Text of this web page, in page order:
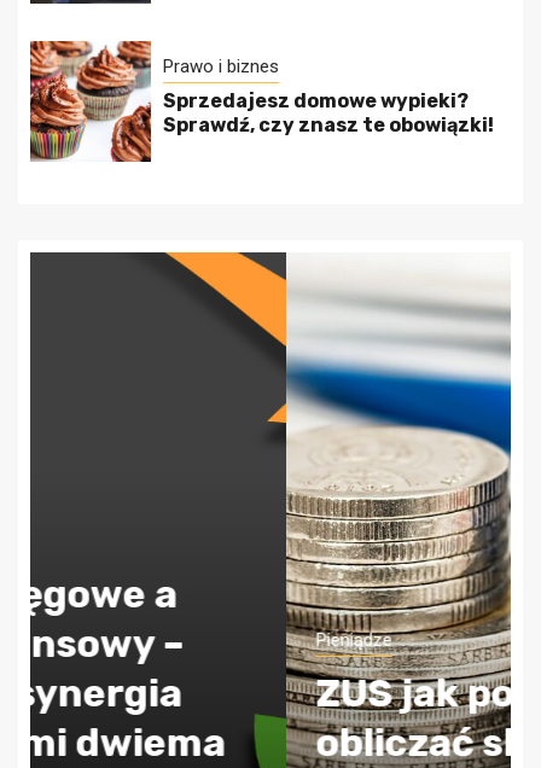
Prawo i biznes
Sprzedajesz domowe wypieki?
Sprawdź, czy znasz te obowiązki!
Pieniądze
ZUS jak poprawnie
obliczać składkę